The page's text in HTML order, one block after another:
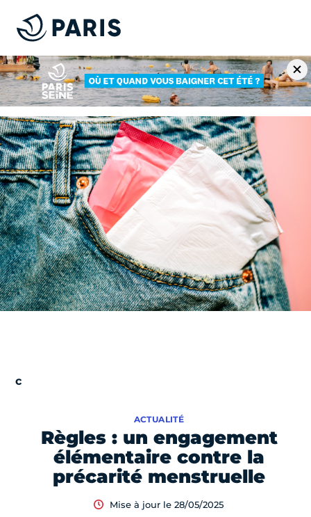
Règles : un engagement
élémentaire contre la
précarité menstruelle
ACTUALITÉ
Mise à jour le 28/05/2025